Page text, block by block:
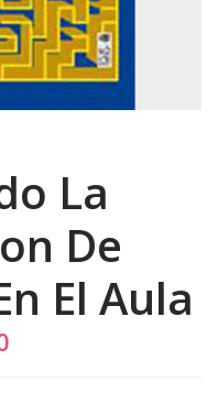
La
De
El Aula